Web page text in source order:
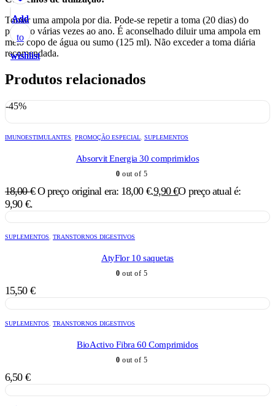
Tomar uma ampola por dia. Pode-se repetir a toma (20 dias) do
produto várias vezes ao ano. É aconselhado diluir uma ampola em
meio copo de água ou sumo (125 ml). Não exceder a toma diária
recomendada.
Produtos relacionados
-45%
Add
to
wishlist
IMUNOESTIMULANTES, PROMOÇÃO ESPECIAL, SUPLEMENTOS
Absorvit Energia 30 comprimidos
0 out of 5
18,00€ O preço original era: 18,00 €.9,90€O preço atual é:
9,90 €.
Add
to
wishlist
SUPLEMENTOS, TRANSTORNOS DIGESTIVOS
AtyFlor 10 saquetas
0 out of 5
15,50 €
Add
to
wishlist
SUPLEMENTOS, TRANSTORNOS DIGESTIVOS
BioActivo Fibra 60 Comprimidos
0 out of 5
6,50 €
Add
to
wishlist
Add
to
wishlist